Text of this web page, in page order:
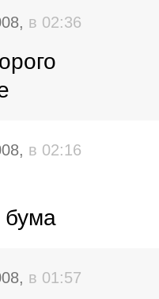
в 02:36
в 02:16
бума
в 01:57